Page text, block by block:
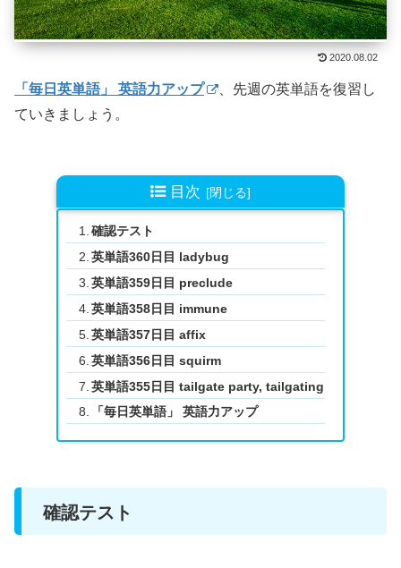
2020.08.02
「毎日英単語」 英語力アップ
、先週の英単語を復習し
ていきましょう。
目次
確認テスト
英単語360日目 ladybug
英単語359日目 preclude
英単語358日目 immune
英単語357日目 affix
英単語356日目 squirm
英単語355日目 tailgate party, tailgating
「毎日英単語」 英語力アップ
確認テスト